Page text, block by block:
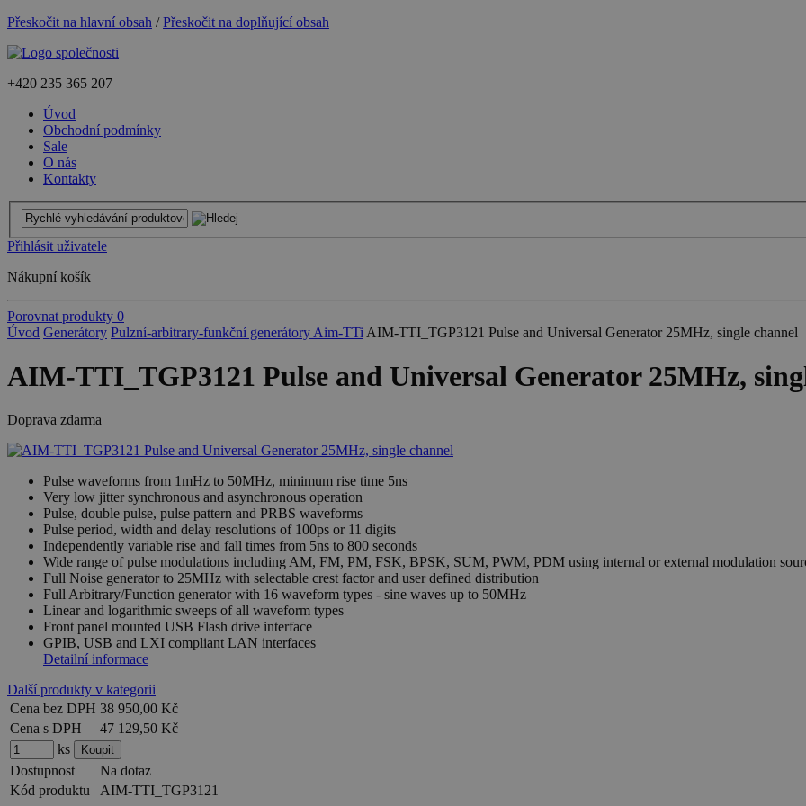
Přeskočit na hlavní obsah /Přeskočit na doplňující obsah
+420 235 365 207
Úvod
Obchodní podmínky
Sale
O nás
Kontakty
Přihlásit uživatele
Nákupní košík
Porovnat produkty 0
Úvod Generátory Pulzní-arbitrary-funkční generátory Aim-TTi AIM-TTI_TGP3121 Pulse and Universal Generator 25MHz, single channel
AIM-TTI_TGP3121 Pulse and Universal Generator 25MHz,
Doprava zdarma
Pulse waveforms from 1mHz to 50MHz, minimum rise time 5ns
Very low jitter synchronous and asynchronous operation
Pulse, double pulse, pulse pattern and PRBS waveforms
Pulse period, width and delay resolutions of 100ps or 11 digits
Independently variable rise and fall times from 5ns to 800 seconds
Wide range of pulse modulations including AM, FM, PM, FSK, BPSK, SUM, PWM, PDM using internal or external modulation
Full Noise generator to 25MHz with selectable crest factor and user defined distribution
Full Arbitrary/Function generator with 16 waveform types - sine waves up to 50MHz
Linear and logarithmic sweeps of all waveform types
Front panel mounted USB Flash drive interface
GPIB, USB and LXI compliant LAN interfaces
Detailní informace
Další produkty v kategorii
Cena bez DPH 38 950,00 Kč
Cena s DPH
47 129,50 Kč
ks
Dostupnost
Na dotaz
Kód produktu
AIM-TTI_TGP3121